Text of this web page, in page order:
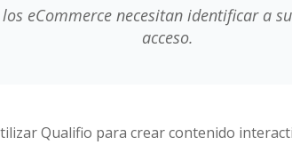
eCommerce necesitan identificar a
acceso.
Qualifio para crear contenido